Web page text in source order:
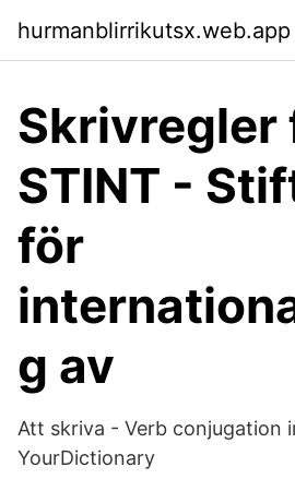
hurmanblirrikutsx.web.app
Skrivregler
STINT -
för
g av
Att skriva - Verb conjugation
YourDictionary